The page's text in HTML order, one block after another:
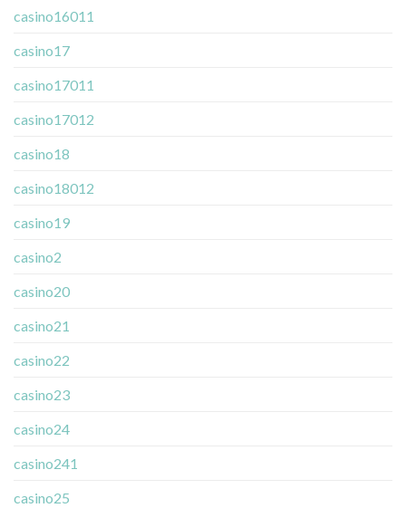
casino16011
casino17
casino17011
casino17012
casino18
casino18012
casino19
casino2
casino20
casino21
casino22
casino23
casino24
casino241
casino25